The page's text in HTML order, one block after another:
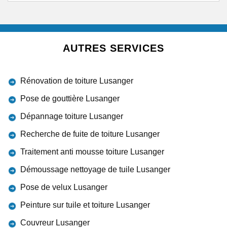
AUTRES SERVICES
Rénovation de toiture Lusanger
Pose de gouttière Lusanger
Dépannage toiture Lusanger
Recherche de fuite de toiture Lusanger
Traitement anti mousse toiture Lusanger
Démoussage nettoyage de tuile Lusanger
Pose de velux Lusanger
Peinture sur tuile et toiture Lusanger
Couvreur Lusanger